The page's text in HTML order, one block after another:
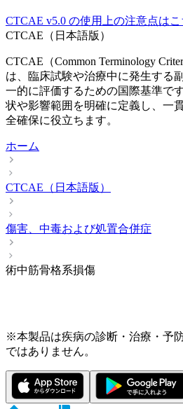
CTCAE v5.0 の使用上の注意点はこ
CTCAE（日本語版）
CTCAE（Common Terminology
は、臨床試験や治療中に発生する
一的に評価するための国際基準で
状や影響範囲を明確に定義し、一
全確保に役立ちます。
ホーム
CTCAE（日本語版）
傷害、中毒および処置合併症
術中筋骨格系損傷
※本製品は疾病の診断・治療・予
ではありません。